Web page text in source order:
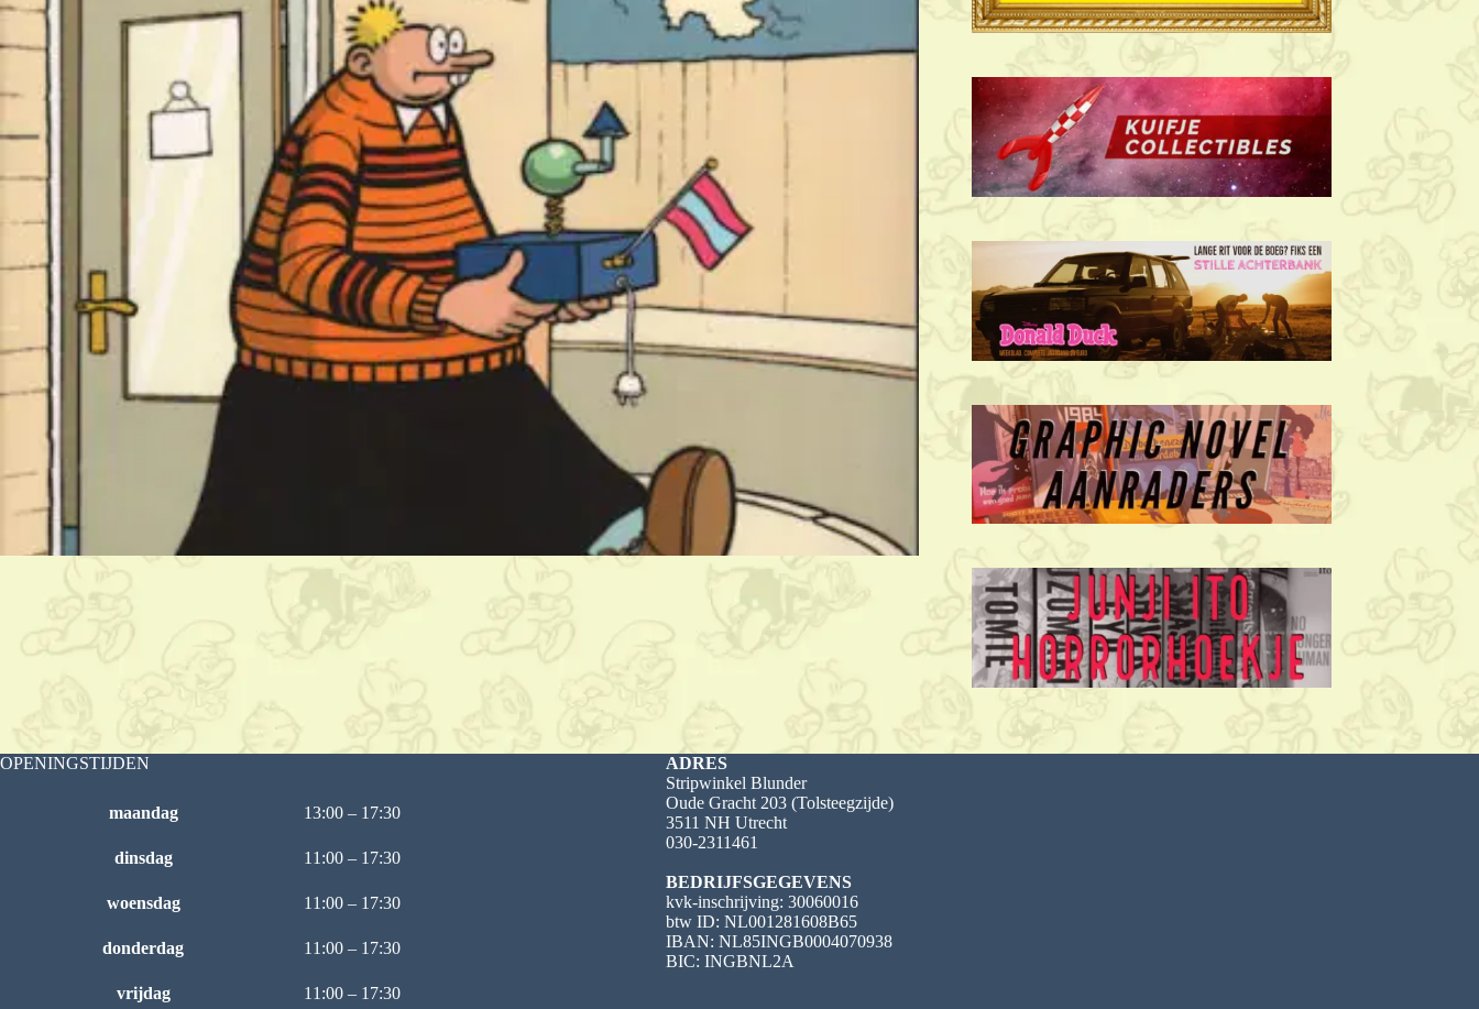
OPENINGSTIJDEN
maandag 13:00 – 17:30
dinsdag 11:00 – 17:30
woensdag 11:00 – 17:30
donderdag 11:00 – 17:30
vrijdag 11:00 – 17:30
ADRES
Stripwinkel Blunder
Oude Gracht 203 (Tolsteegzijde)
3511 NH Utrecht
030-2311461
BEDRIJFSGEGEVENS
kvk-inschrijving: 30060016
btw ID: NL001281608B65
IBAN: NL85INGB0004070938
BIC: INGBNL2A